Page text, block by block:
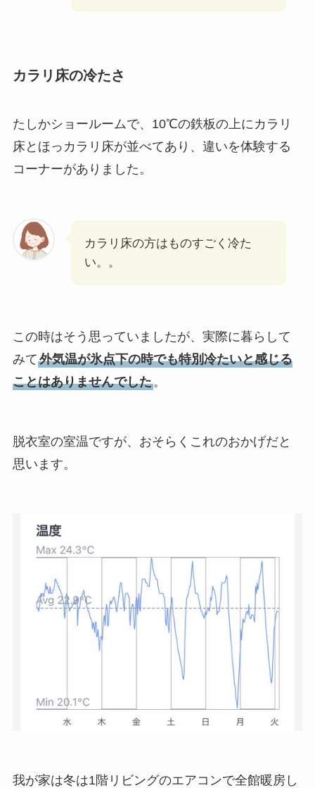
カラリ床の冷たさ
たしかショールームで、10℃の鉄板の上にカラリ
床とほっカラリ床が並べてあり、違いを体験する
コーナーがありました。
カラリ床の方はものすごく冷た
い。。
この時はそう思っていましたが、実際に暮らして
みて外気温が氷点下の時でも特別冷たいと感じる
ことはありませんでした。
脱衣室の室温ですが、おそらくこれのおかげだと
思います。
我が家は冬は1階リビングのエアコンで全館暖房し